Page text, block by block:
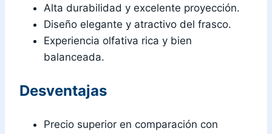
Alta durabilidad y excelente proyección.
Diseño elegante y atractivo del frasco.
Experiencia olfativa rica y bien
balanceada.
Desventajas
Precio superior en comparación con